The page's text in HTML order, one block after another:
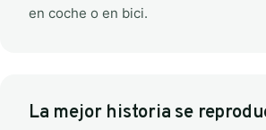
en coche o en bici.
La mejor historia se